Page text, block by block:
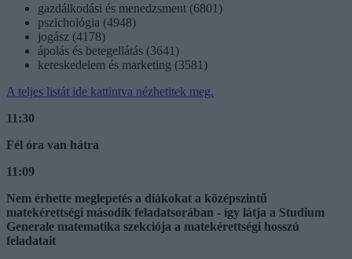
gazdálkodási és menedzsment (6801)
pszichológia (4948)
jogász (4178)
ápolás és betegellátás (3641)
kereskedelem és marketing (3581)
A teljes listát ide kattintva nézhetitek meg.
11:30
Fél óra van hátra
11:09
Nem érhette meglepetés a diákokat a középszintű
matekérettségi második feladatsorában - így látja a Studium
Generale matematika szekciója a matekérettségi hosszú
feladatait